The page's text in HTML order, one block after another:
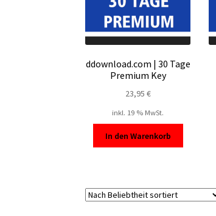
ddownload.com | 30 Tage
Premium Key
23,95 €
inkl. 19 % MwSt.
In den Warenkorb